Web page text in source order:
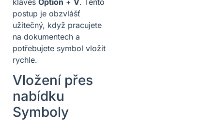
postup je obzvlášť
užitečný, když pracujete
na dokumentech a
potřebujete symbol vložit
rychle.
Vložení přes
nabídku
Symboly